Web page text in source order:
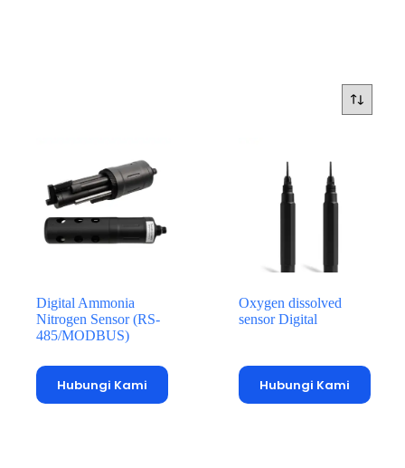
Digital Ammonia
Nitrogen Sensor (RS-
485/MODBUS)
Hubungi Kami
Oxygen dissolved
sensor Digital
Hubungi Kami